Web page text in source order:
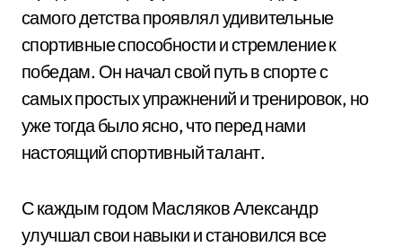
самого детства проявлял удивительные
спортивные способности и стремление к
победам. Он начал свой путь в спорте с
самых простых упражнений и тренировок, но
уже тогда было ясно, что перед нами
настоящий спортивный талант.
С каждым годом Масляков Александр
улучшал свои навыки и становился все